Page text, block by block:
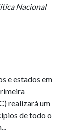
Nacional
e estados em
realizará um
de todo o